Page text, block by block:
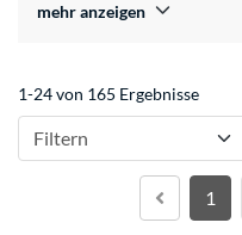
mehr anzeigen
1-24 von 165 Ergebnisse
Filtern
1